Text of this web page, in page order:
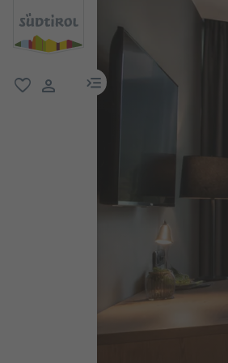
link menu